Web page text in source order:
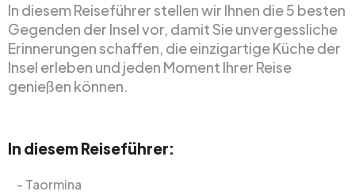
In diesem Reiseführer stellen wir Ihnen die 5 besten
Gegenden der Insel vor, damit Sie unvergessliche
Erinnerungen schaffen, die einzigartige Küche der
Insel erleben und jeden Moment Ihrer Reise
genießen können.
In diesem Reiseführer:
Taormina